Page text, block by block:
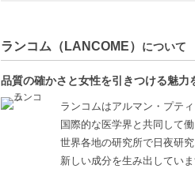
ランコム（LANCOME） について
品質の確かさと女性を引きつける魅
ランコムはアルマン・プテ
国際的な医学界と共同して
世界各地の研究所で日夜研
新しい成分を生み出していま